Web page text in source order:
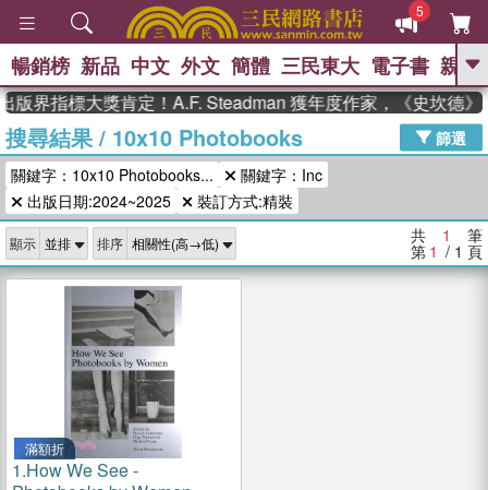
5
GO
熱搜： 東野圭吾 高希均教授回憶錄
、 The Odyssey 、 父親節 、 如果歷
史是一群喵 、 暑期推薦
獎 臺灣漫遊錄
登輝時代 、 數學女孩：黎曼猜想 、
偉大的迷走神經
暢銷榜 新品 中文 外文 簡體 三民東大 電子書 親子
版界指標大獎肯定！A.F. Steadman 獲年度作家，《史坎德》
搜尋結果/ 10x10 Photobooks
篩選
關鍵字：10x10 Photobooks...
關鍵字：Inc
出版日期:2024~2025
裝訂方式:精裝
顯示 排序 共 1 筆
第 1 / 1 頁
滿額折
1.How We See -